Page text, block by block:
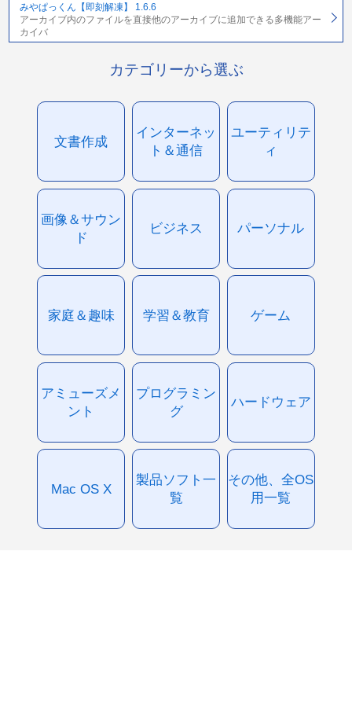
みやぱっくん【即刻解凍】 1.6.6
アーカイブ内のファイルを直接他のアーカイブに追加できる多機能アー
カイバ
カテゴリーから選ぶ
文書作成
インターネッ
ト＆通信
ユーティリテ
ィ
画像＆サウン
ド
ビジネス パーソナル
家庭＆趣味 学習＆教育 ゲーム
アミューズメ
ント
プログラミン
グ
ハードウェア
Mac OS X
製品ソフト一
覧
その他、全OS
用一覧